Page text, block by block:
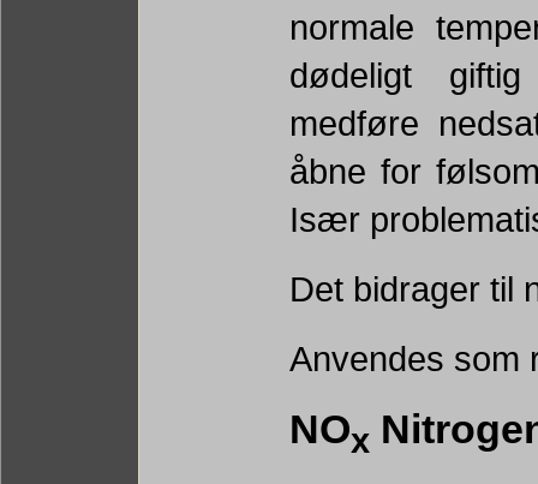
normale
dødeligt
medføre
åbne for
Især
Det bidrager til
Anvendes som
NOx